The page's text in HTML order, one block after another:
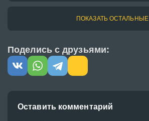
ПОКАЗАТЬ ОСТАЛЬНЫЕ
Поделись с друзьями:
Оставить комментарий